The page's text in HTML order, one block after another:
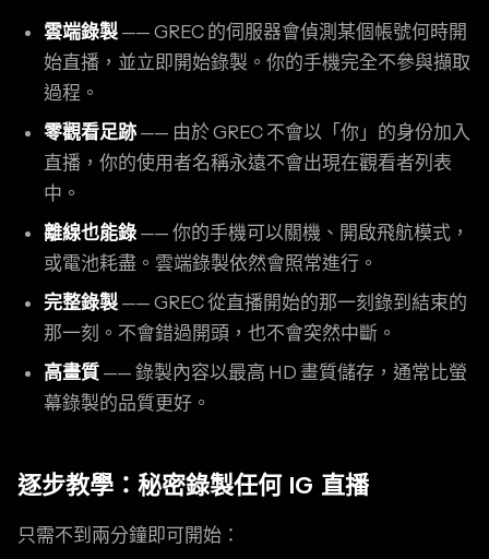
雲端錄製 —— GREC 的伺服器會偵測某個帳號何時開
始直播，並立即開始錄製。你的手機完全不參與擷取
過程。
零觀看足跡—— 由於 GREC 不會以「你」的身份加入
直播，你的使用者名稱永遠不會出現在觀看者列表
中。
離線也能錄 —— 你的手機可以關機、開啟飛航模式，
或電池耗盡。雲端錄製依然會照常進行。
完整錄製 —— GREC 從直播開始的那一刻錄到結束的
那一刻。不會錯過開頭，也不會突然中斷。
高畫質 —— 錄製內容以最高 HD 畫質儲存，通常比螢
幕錄製的品質更好。
逐步教學：秘密錄製任何 IG 直播
只需不到兩分鐘即可開始：